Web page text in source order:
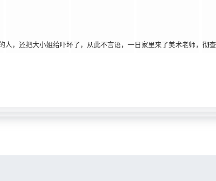
，还把大小姐给吓坏了，从此不言语，一日家里来了美术老师，彻